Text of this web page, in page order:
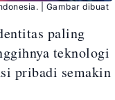
| Gambar dibuat
paling
teknologi
pribadi semakin